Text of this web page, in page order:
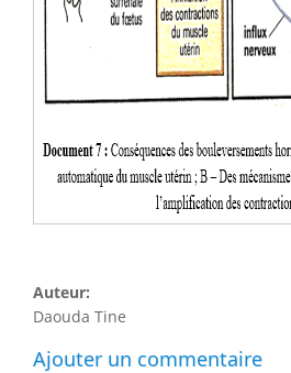
Auteur:
Daouda Tine
Ajouter un commentaire